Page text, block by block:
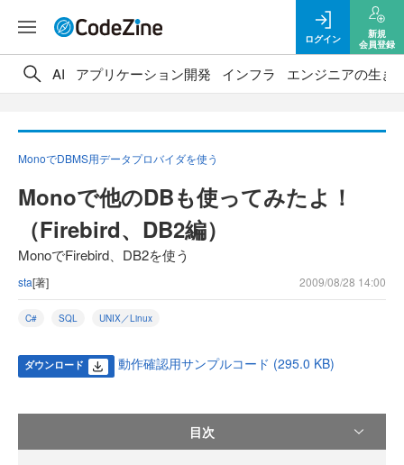
ログイン
新規
会員登録
AI アプリケーション開発 インフラ エンジニアの生き
MonoでDBMS用データプロバイダを使う
Monoで他のDBも使ってみたよ！
（Firebird、DB2編）
MonoでFirebird、DB2を使う
sta[著] 2009/08/28 14:00
C# SQL UNIX／Linux
ダウンロード 動作確認用サンプルコード (295.0 KB)
目次